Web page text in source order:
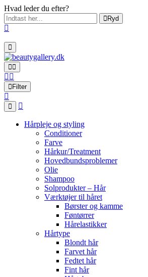
Hvad leder du efter?
Ryd
Filter
Hårpleje og styling
Conditioner
Farve
Hårkur/Treatment
Hovedbundsproblemer
Olie
Shampoo
Solprodukter – Hår
Værktøjer til håret
Børster og kamme
Føntørrer
Hårelastikker
Hårtype
Blondt hår
Farvet hår
Fedtet hår
Fint hår